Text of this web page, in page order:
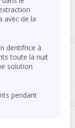
avec de la
dentifrice à
toute la nuit
solution
pendant